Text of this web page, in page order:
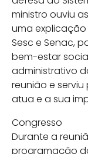
ministro ouviu
uma
Sesc e Senac,
bem-estar
administrativo
reunião e
atua e a sua
Congresso
Durante a
programação